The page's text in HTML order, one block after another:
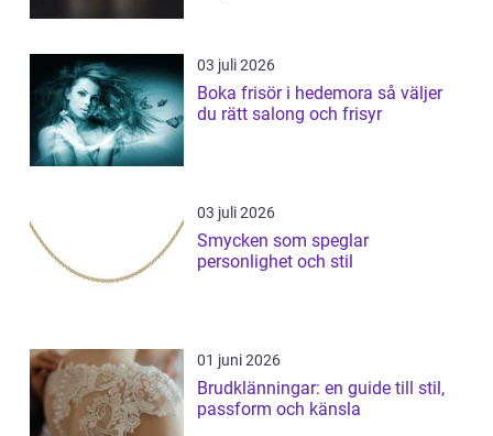
03 juli 2026
Boka frisör i hedemora så väljer
du rätt salong och frisyr
03 juli 2026
Smycken som speglar
personlighet och stil
01 juni 2026
Brudklänningar: en guide till stil,
passform och känsla